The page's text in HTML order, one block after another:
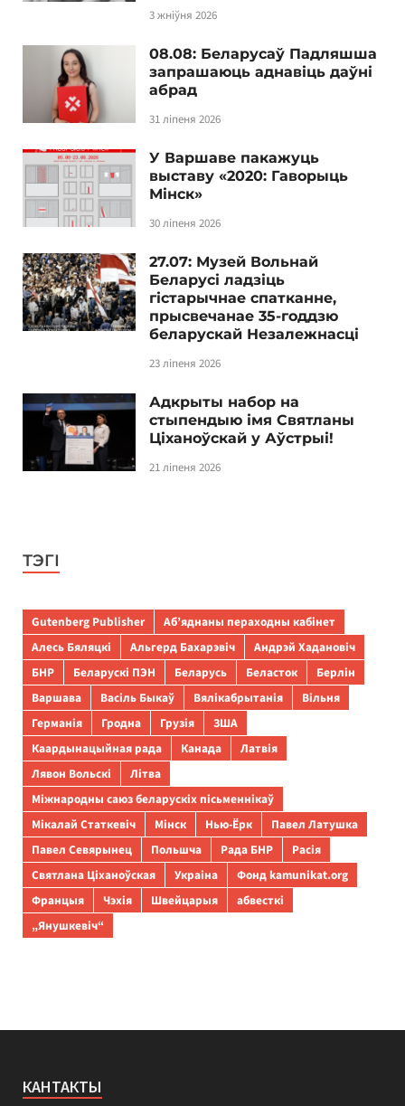
3 жніўня 2026
08.08: Беларусаў Падляшша
запрашаюць аднавіць даўні
абрад
31 ліпеня 2026
У Варшаве пакажуць
выставу «2020: Гаворыць
Мінск»
30 ліпеня 2026
27.07: Музей Вольнай
Беларусі ладзіць
гістарычнае спатканне,
прысвечанае 35-годдзю
беларускай Незалежнасці
23 ліпеня 2026
Адкрыты набор на
стыпендыю імя Святланы
Ціханоўскай у Аўстрыі!
21 ліпеня 2026
ТЭГІ
Gutenberg Publisher
Аб’яднаны пераходны кабінет
Алесь Бяляцкі
Альгерд Бахарэвіч
Андрэй Хадановіч
БНР
Беларускі ПЭН Беларусь Беласток
Берлін
Варшава
Васіль Быкаў Вялікабрытанія
Вільня
Германія
Гродна Грузія
ЗША
Каардынацыйная рада
Канада
Латвія
Лявон Вольскі
Літва
Міжнародны саюз беларускіх пісьменнікаў
Мікалай Статкевіч
Мінск Нью-Ёрк
Павел Латушка
Павел Севярынец
Польшча Рада БНР
Расія
Святлана Ціханоўская
Украіна
Фонд kamunikat.org
Францыя
Чэхія Швейцарыя
абвесткі
„Янушкевіч“
КАНТАКТЫ